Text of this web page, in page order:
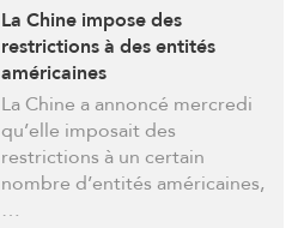
La Chine impose des
restrictions à des entités
américaines
La Chine a annoncé mercredi
qu’elle imposait des
restrictions à un certain
nombre d’entités américaines,
…